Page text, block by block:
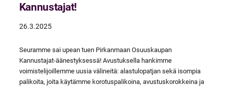
Kannustajat!
26.3.2025
Seuramme sai upean tuen Pirkanmaan Osuuskaupan
Kannustajat-äänestyksessä! Avustuksella hankimme
voimistelijoillemme uusia välineitä: alastulopatjan sekä isompia
palikoita, joita käytämme korotuspalikoina, avustuskorokkeina ja